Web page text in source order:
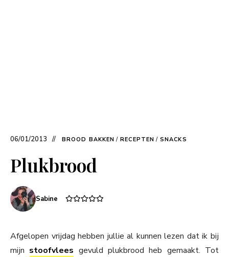
06/01/2013 BROOD BAKKEN / RECEPTEN / SNACKS
Plukbrood
Sabine
Afgelopen vrijdag hebben jullie al kunnen lezen dat ik bij
mijn stoofvlees gevuld plukbrood heb gemaakt. Tot